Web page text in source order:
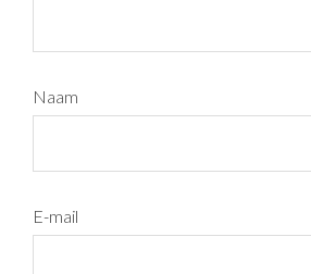
Naam
E-mail